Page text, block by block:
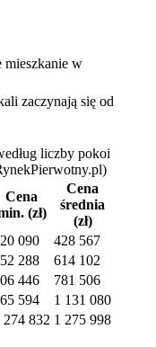
mieszkanie w
zaczynają się od
liczby pokoi
Cena
(zł)
Cena
średnia
(zł)
090
428 567
288
614 102
446
781 506
594
1 131 080
274 832 1 275 998